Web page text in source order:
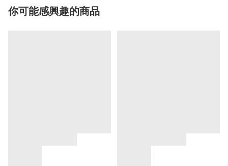
你可能感興趣的商品